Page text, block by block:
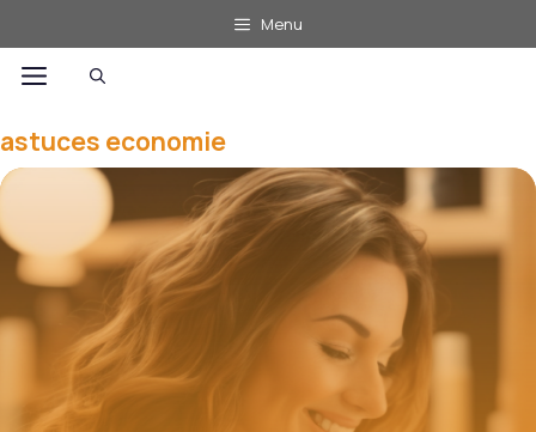
au
contenu
Menu
Menu
astuces economie